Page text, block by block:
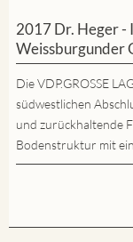
2017 Dr. Heger -
Weissburgunder
Die VDP.GROSSE
südwestlichen
und zurückhaltende
Bodenstruktur mit